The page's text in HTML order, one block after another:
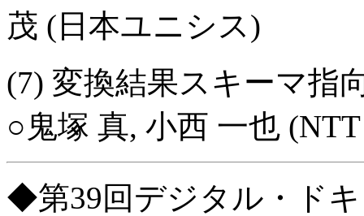
茂 (日本ユニシス)
(7) 変換結果スキーマ指
○鬼塚 真, 小西 一也
◆第39回デジタル・ド